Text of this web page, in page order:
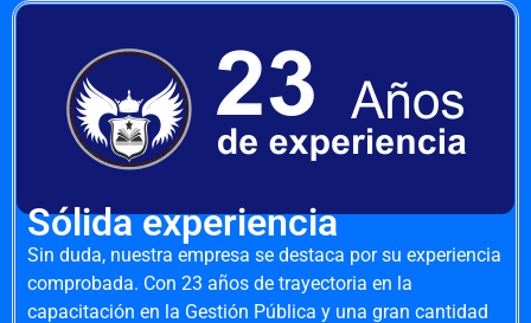
Sólida experiencia
Sin duda, nuestra empresa se destaca por su experiencia
comprobada. Con 23 años de trayectoria en la
capacitación en la Gestión Pública y una gran cantidad